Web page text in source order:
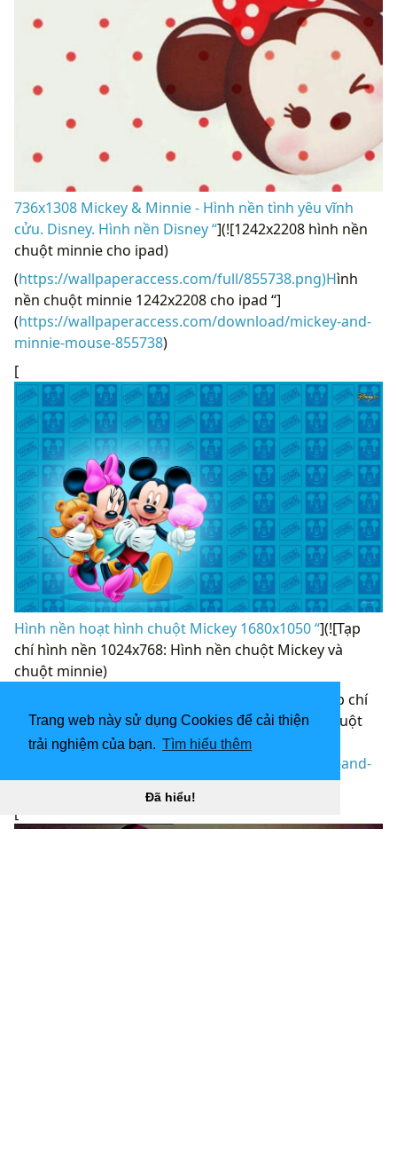
Trang web này sử dụng Cookies để cải thiện
trải nghiệm của bạn. Tìm hiểu thêm
Đã hiểu!
736x1308 Mickey & Minnie - Hình nền tình yêu vĩnh
cửu. Disney. Hình nền Disney “](![1242x2208 hình nền
chuột minnie cho ipad)
(https://wallpaperaccess.com/full/855738.png)Hình
nền chuột minnie 1242x2208 cho ipad “]
(https://wallpaperaccess.com/download/mickey-and-
minnie-mouse-855738)
[
Hình nền hoạt hình chuột Mickey 1680x1050 “](![Tạp
chí hình nền 1024x768: Hình nền chuột Mickey và
chuột minnie)
ạp chí
hình nền 1024x768: Hình nền chuột Mickey và chuột
minnie “]
https://wallpaperaccess.com/download/mickey-and-
minnie-mouse-855741)
[